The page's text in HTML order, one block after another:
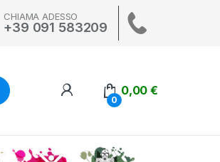
CHIAMA ADESSO
+39 091 583209
0
0,00€
SCIENCE ALTRI SPORT